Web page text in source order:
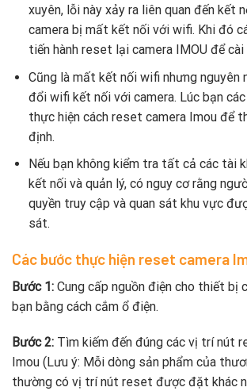
xuyên, lỗi này xảy ra liên quan đến kết
camera bị mất kết nối với wifi. Khi đó
tiến hành reset lại camera IMOU để
Cũng là mất kết nối wifi nhưng nguyên
đổi wifi kết nối với camera. Lúc bạn
thực hiện cách reset camera Imou để
định.
Nếu bạn không kiểm tra tất cả các tài
kết nối và quản lý, có nguy cơ rằng
quyền truy cập và quan sát khu vực
sát.
Các bước thực hiện reset camera
Bước 1: Cung cấp nguồn điện cho thiết bị
bạn bằng cách cắm ổ điện.
Bước 2: Tìm kiếm đến đúng các vị trí nút
Imou (Lưu ý: Mỗi dòng sản phẩm của
thường có vị trí nút reset được đặt khác